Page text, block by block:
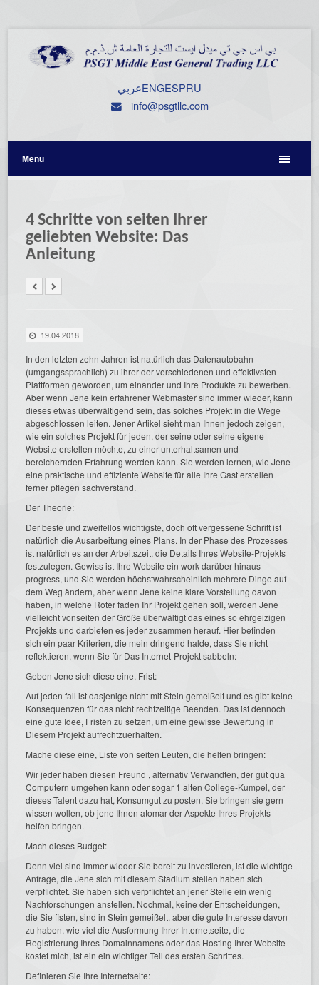
عربيENGESPRU
info@psgtllc.com
Menu
4 Schritte von seiten Ihrer
geliebten Website: Das
Anleitung
19.04.2018
In den letzten zehn Jahren ist natürlich das Datenautobahn
(umgangssprachlich) zu ihrer der verschiedenen und effektivsten
Plattformen geworden, um einander und Ihre Produkte zu bewerben.
Aber wenn Jene kein erfahrener Webmaster sind immer wieder, kann
dieses etwas überwältigend sein, das solches Projekt in die Wege
abgeschlossen leiten. Jener Artikel sieht man Ihnen jedoch zeigen,
wie ein solches Projekt für jeden, der seine oder seine eigene
Website erstellen möchte, zu einer unterhaltsamen und
bereichernden Erfahrung werden kann. Sie werden lernen, wie Jene
eine praktische und effiziente Website für alle Ihre Gast erstellen
ferner pflegen sachverstand.
Der Theorie:
Der beste und zweifellos wichtigste, doch oft vergessene Schritt ist
natürlich die Ausarbeitung eines Plans. In der Phase des Prozesses
ist natürlich es an der Arbeitszeit, die Details Ihres Website-Projekts
festzulegen. Gewiss ist Ihre Website ein work darüber hinaus
progress, und Sie werden höchstwahrscheinlich mehrere Dinge auf
dem Weg ändern, aber wenn Jene keine klare Vorstellung davon
haben, in welche Roter faden Ihr Projekt gehen soll, werden Jene
vielleicht vonseiten der Größe überwältigt das eines so ehrgeizigen
Projekts und darbieten es jeder zusammen herauf. Hier befinden
sich ein paar Kriterien, die mein dringend halde, dass Sie nicht
reflektieren, wenn Sie für Das Internet-Projekt sabbeln:
Geben Jene sich diese eine, Frist:
Auf jeden fall ist dasjenige nicht mit Stein gemeißelt und es gibt keine
Konsequenzen für das nicht rechtzeitige Beenden. Das ist dennoch
eine gute Idee, Fristen zu setzen, um eine gewisse Bewertung in
Diesem Projekt aufrechtzuerhalten.
Mache diese eine, Liste von seiten Leuten, die helfen bringen:
Wir jeder haben diesen Freund , alternativ Verwandten, der gut qua
Computern umgehen kann oder sogar 1 alten College-Kumpel, der
dieses Talent dazu hat, Konsumgut zu posten. Sie bringen sie gern
wissen wollen, ob jene Ihnen atomar der Aspekte Ihres Projekts
helfen bringen.
Mach dieses Budget:
Denn viel sind immer wieder Sie bereit zu investieren, ist die wichtige
Anfrage, die Jene sich mit diesem Stadium stellen haben sich
verpflichtet. Sie haben sich verpflichtet an jener Stelle ein wenig
Nachforschungen anstellen. Nochmal, keine der Entscheidungen,
die Sie fisten, sind in Stein gemeißelt, aber die gute Interesse davon
zu haben, wie viel die Ausformung Ihrer Internetseite, die
Registrierung Ihres Domainnamens oder das Hosting Ihrer Website
kostet mich, ist ein ein wichtiger Teil des ersten Schrittes.
Definieren Sie Ihre Internetseite: